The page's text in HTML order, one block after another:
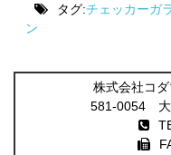
タグ:チェッカーガ
ン
株式会社コダ
581-0054 大